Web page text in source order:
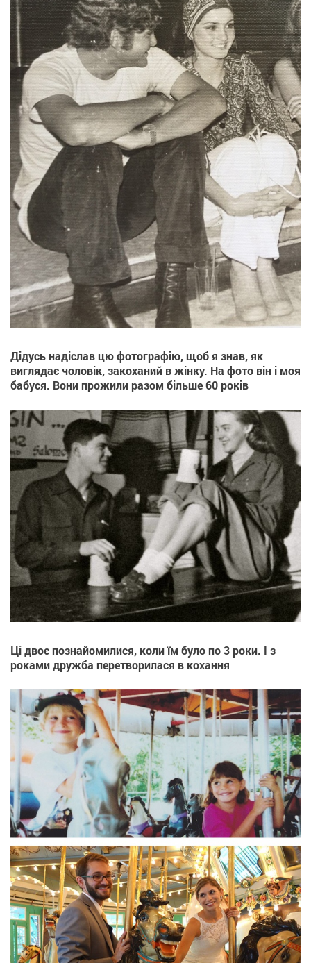
Дідусь надіслав цю фотографію, щоб я знав, як
виглядає чоловік, закоханий в жінку. На фото він і моя
бабуся. Вони прожили разом більше 60 років
Ці двоє познайомилися, коли їм було по 3 роки. І з
роками дружба перетворилася в кохання